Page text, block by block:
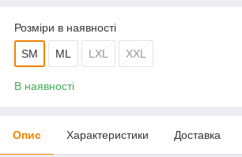
Розміри в наявності
SM ML LXL XXL
В наявності
Опис Характеристики Доставка